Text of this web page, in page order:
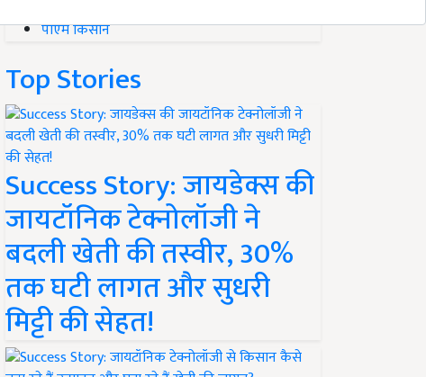
पीएम किसान
Top Stories
Success Story: जायडेक्स की
जायटॉनिक टेक्नोलॉजी ने
बदली खेती की तस्वीर, 30%
तक घटी लागत और सुधरी
मिट्टी की सेहत!